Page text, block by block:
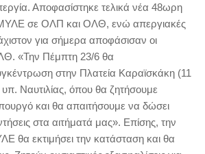
Αποφασίστηκε τελικά νέα 48ωρη
σε ΟΛΠ και ΟΛΘ, ενώ απεργιακές
για σήμερα αποφάσισαν οι
«Την Πέμπτη 23/6 θα
στην Πλατεία Καραϊσκάκη (11
Ναυτιλίας, όπου θα ζητήσουμε
και θα απαιτήσουμε να δώσει
στα αιτήματά μας». Επίσης, την
θα εκτιμήσει την κατάσταση και θα